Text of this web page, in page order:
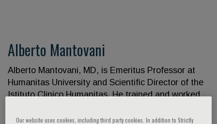
Alberto Mantovani
Alberto Mantovani, MD, is Emeritus Professor at
Humanitas University and Scientific Director of the
Istituto Clinico Humanitas. He trained and worked
UK, and at the National Institutes of Health,
Our website uses cookies, including third party cookies. In addition to Strictly